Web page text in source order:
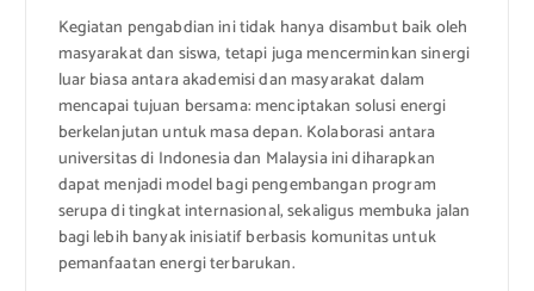
Kegiatan pengabdian ini tidak hanya disambut baik oleh
masyarakat dan siswa, tetapi juga mencerminkan sinergi
luar biasa antara akademisi dan masyarakat dalam
mencapai tujuan bersama: menciptakan solusi energi
berkelanjutan untuk masa depan. Kolaborasi antara
universitas di Indonesia dan Malaysia ini diharapkan
dapat menjadi model bagi pengembangan program
serupa di tingkat internasional, sekaligus membuka jalan
bagi lebih banyak inisiatif berbasis komunitas untuk
pemanfaatan energi terbarukan.